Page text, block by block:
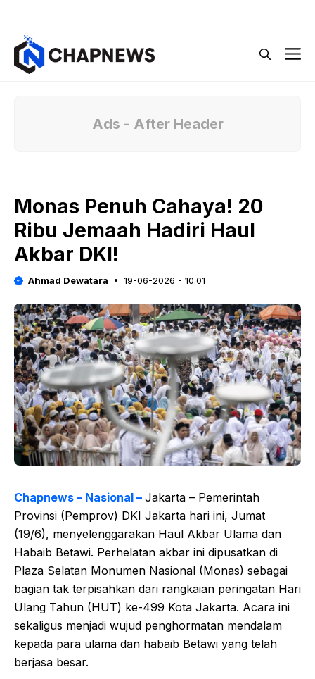
Ads - After Header
Monas Penuh Cahaya! 20
Ribu Jemaah Hadiri Haul
Akbar DKI!
Ahmad Dewatara 19-06-2026 - 10.01
Chapnews – Nasional – Jakarta – Pemerintah
Provinsi (Pemprov) DKI Jakarta hari ini, Jumat
(19/6), menyelenggarakan Haul Akbar Ulama dan
Habaib Betawi. Perhelatan akbar ini dipusatkan di
Plaza Selatan Monumen Nasional (Monas) sebagai
bagian tak terpisahkan dari rangkaian peringatan Hari
Ulang Tahun (HUT) ke-499 Kota Jakarta. Acara ini
sekaligus menjadi wujud penghormatan mendalam
kepada para ulama dan habaib Betawi yang telah
berjasa besar.